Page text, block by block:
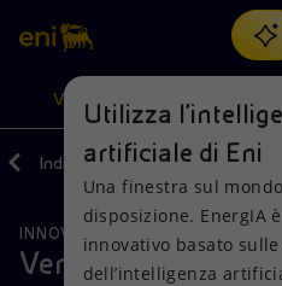
Cerca
scopri EnergIA, la nostra
artificiale.
VISIONE
Visione
Azioni
Prodotti
Indietro Media News
INNOVAZIONE
Versalis: a Brindisi
Utilizza
artificiale di Eni
Una finestra sul
disposizione. EnergIA
innovativo basato
dell’intelligenza